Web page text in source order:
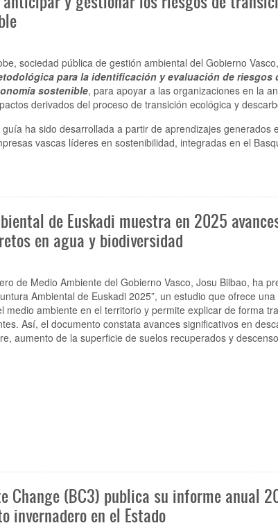
sociedad pública de gestión ambiental del Gobierno
para la identificación y evaluación de riesgos
sostenible, para apoyar a las organizaciones en la
derivados del proceso de transición ecológica y
guía ha sido desarrollada a partir de aprendizajes generados
vascas líderes en sostenibilidad, integradas en el
de Euskadi muestra en 2025
en agua y biodiversidad
de Medio Ambiente del Gobierno Vasco, Josu Bilbao, ha
Ambiental de Euskadi 2025”, un estudio que ofrece
medio ambiente en el territorio y permite explicar de forma
Así, el documento constata avances significativos en
aumento de la superficie de suelos recuperados y
Change (BC3) publica su informe anual
invernadero en el Estado